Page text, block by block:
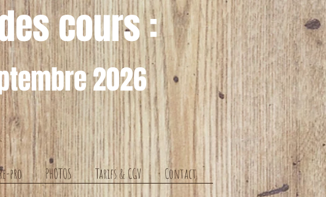
cours :
2026
pro PHOTOS Tarifs & CGV Contact